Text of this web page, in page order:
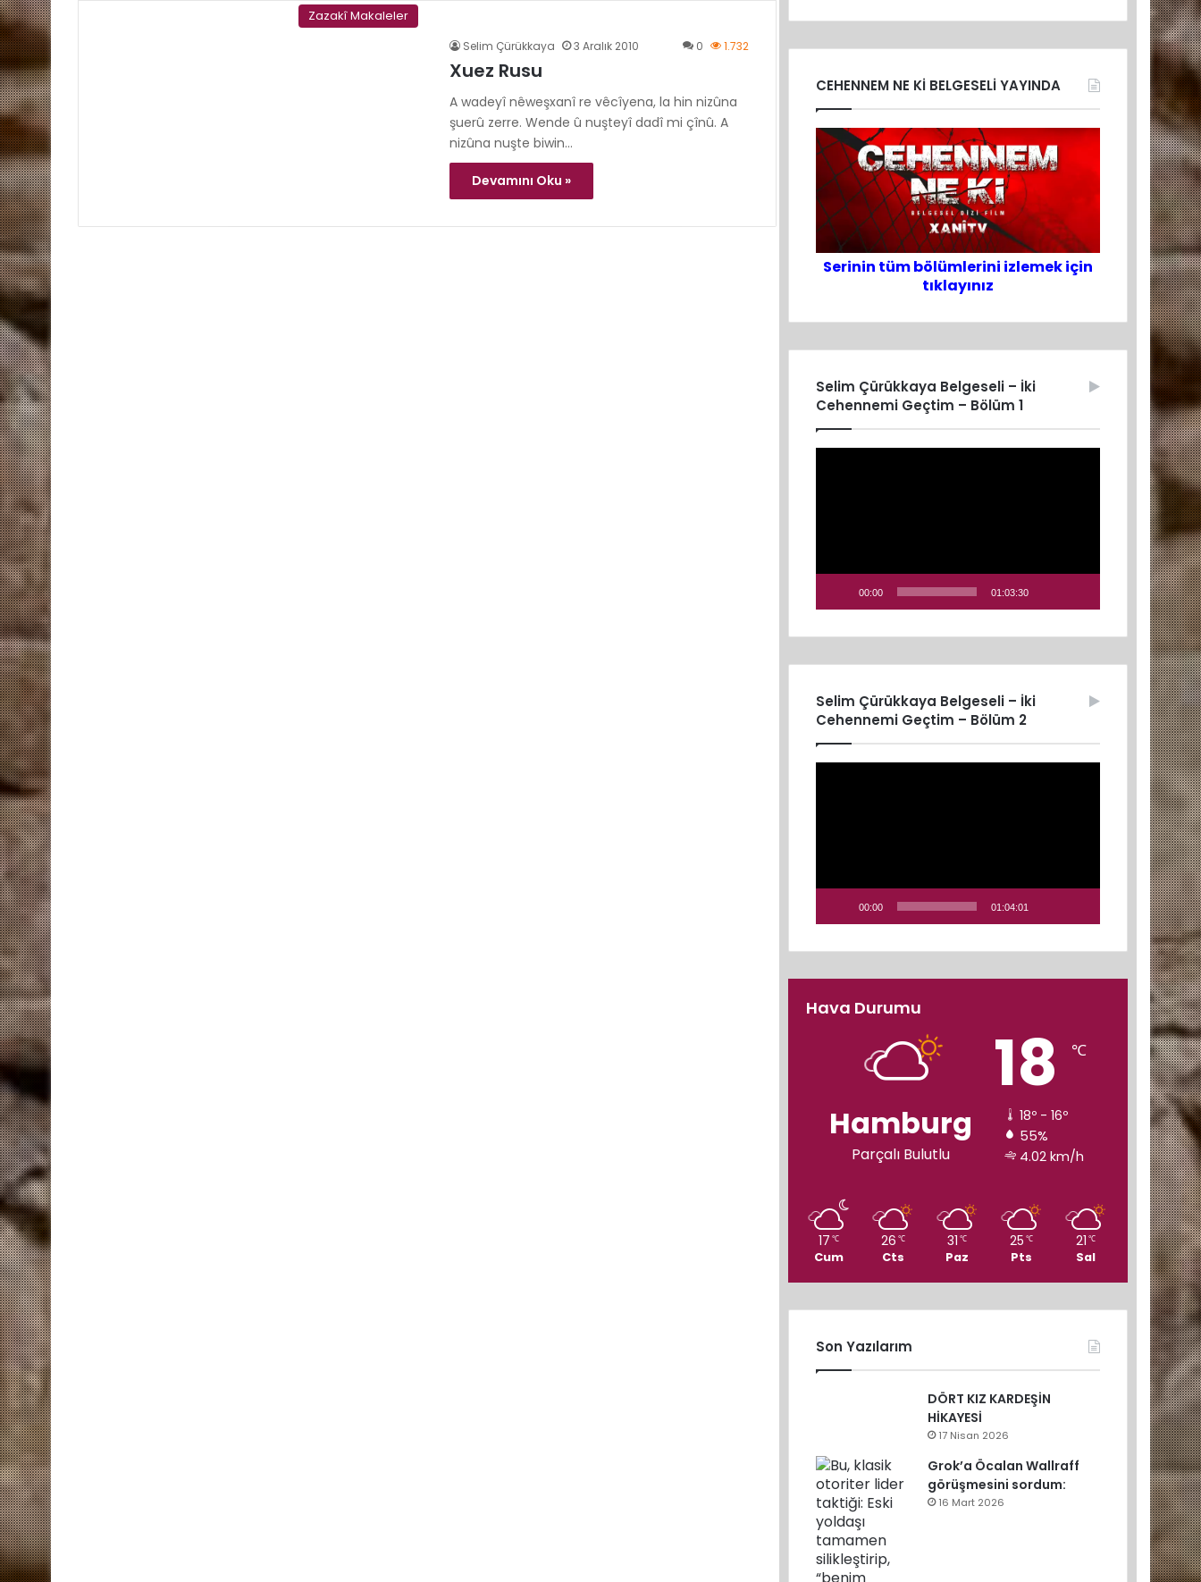
Zazakî Makaleler
Selim Çürükkaya 3 Aralık 2010 0 1.732
Xuez Rusu
A wadeyî nêweşxanî re vêcîyena, la hin nizûna
şuerû zerre. Wende û nuşteyî dadî mi çînû. A
nizûna nuşte biwin…
Devamını Oku »
CEHENNEM NE Kİ BELGESELİ YAYINDA
Serinin tüm bölümlerini izlemek için
tıklayınız
Selim Çürükkaya Belgeseli – İki
Cehennemi Geçtim – Bölüm 1
00:00 01:03:30
Selim Çürükkaya Belgeseli – İki
Cehennemi Geçtim – Bölüm 2
00:00 01:04:01
Hava Durumu
Hamburg
Parçalı Bulutlu
18 ℃
18º - 16º
55%
4.02 km/h
17 ℃
Cum
26 ℃
Cts
31 ℃
Paz
25 ℃
Pts
21 ℃
Sal
Son Yazılarım
DÖRT KIZ KARDEŞİN
HİKAYESİ
17 Nisan 2026
Grok’a Öcalan Wallraff
görüşmesini sordum:
16 Mart 2026